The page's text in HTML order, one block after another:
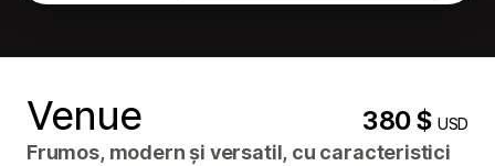
Venue 380 $USD
Frumos, modern și versatil, cu caracteristici